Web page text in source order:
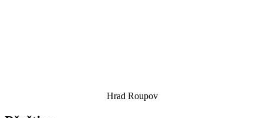
Hrad Roupov